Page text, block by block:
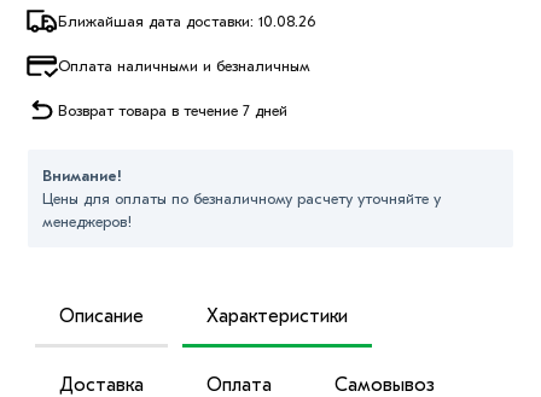
Ближайшая дата доставки: 10.08.26
Оплата наличными и безналичным
Возврат товара в течение 7 дней
Внимание!
Цены для оплаты по безналичному расчету уточняйте у
менеджеров!
Описание Характеристики
Доставка Оплата Самовывоз